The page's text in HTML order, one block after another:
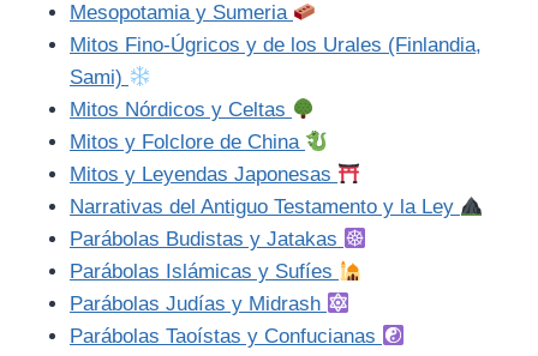
Mesopotamia y Sumeria
Mitos Fino-Úgricos y de los Urales (Finlandia,
Sami)
Mitos Nórdicos y Celtas
Mitos y Folclore de China
Mitos y Leyendas Japonesas
Narrativas del Antiguo Testamento y la Ley
Parábolas Budistas y Jatakas
Parábolas Islámicas y Sufíes
Parábolas Judías y Midrash
Parábolas Taoístas y Confucianas